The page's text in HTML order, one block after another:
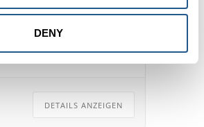
DENY
Kajplats 101, 111 30
Schweden
DETAILS ANZEIGEN